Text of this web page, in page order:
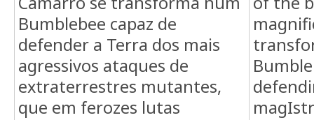
Bumblebee capaz de
defender a Terra dos mais
agressivos ataques de
extraterrestres mutantes,
que em ferozes lutas